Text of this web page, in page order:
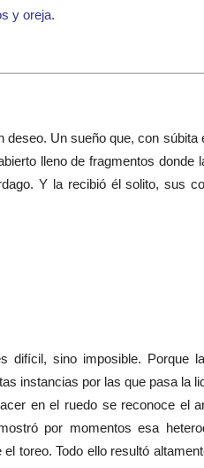
y oreja.
deseo. Un sueño que, con súbita
lleno de fragmentos donde
Y la recibió él solito, sus
sino imposible. Porque
instancias por las que pasa la
en el ruedo se reconoce el
por momentos esa
toreo. Todo ello resultó